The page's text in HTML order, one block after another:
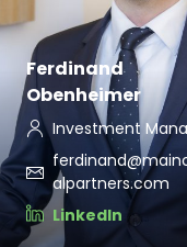
Ferdinand
Obenheimer
Investment
alpartners.com
LinkedIn